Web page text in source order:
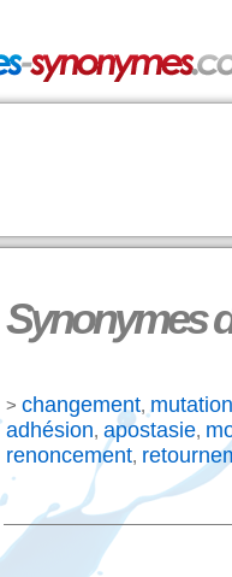
Synonymes
> changement, mutation
adhésion, apostasie,
renoncement,